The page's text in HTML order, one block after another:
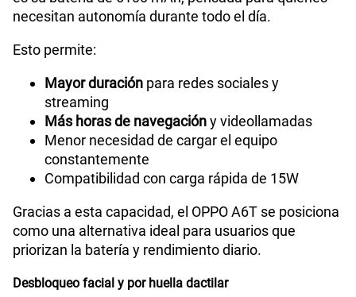
necesitan autonomía durante todo el día.
Esto permite:
Mayor duración para redes sociales y
streaming
Más horas de navegacióny videollamadas
Menor necesidad de cargar el equipo
constantemente
Compatibilidad con carga rápida de 15W
Gracias a esta capacidad, el OPPO A6T se posiciona
como una alternativa ideal para usuarios que
priorizan la batería y rendimiento diario.
Desbloqueo facial y por huella dactilar